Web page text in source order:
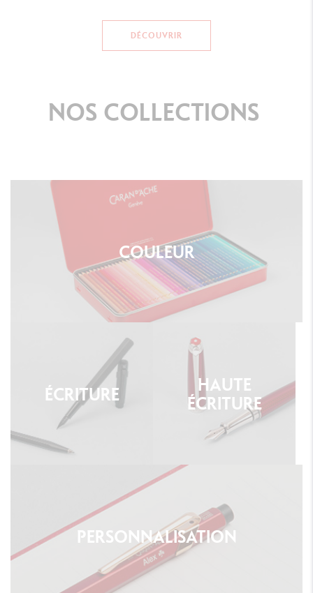
DÉCOUVRIR
NOS COLLECTIONS
COULEUR
ÉCRITURE
HAUTE
ÉCRITURE
PERSONNALISATION